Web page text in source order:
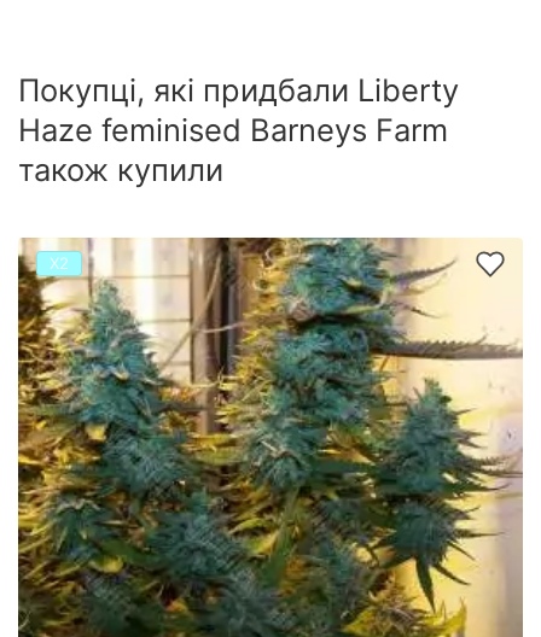
Покупці, які придбали Liberty
Haze feminised Barneys Farm
також купили
Х2